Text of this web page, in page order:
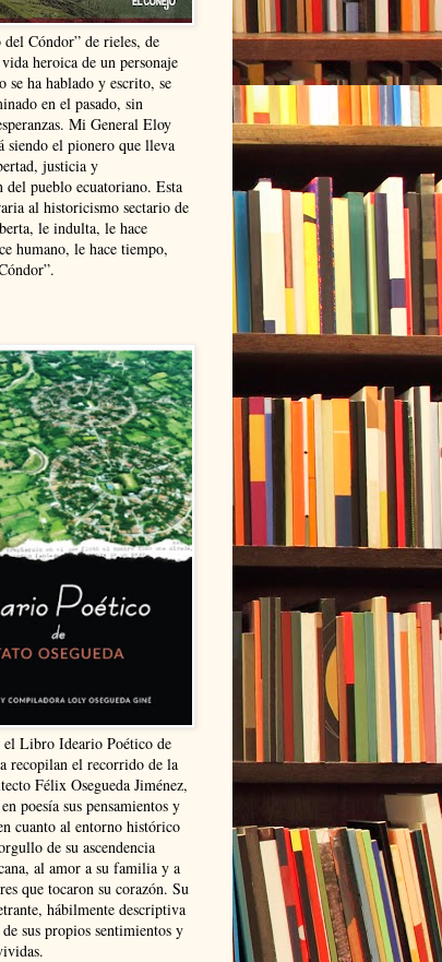
Cóndor” de rieles, de
heroica de un personaje
se ha hablado y escrito, se
en el pasado, sin
Mi General Eloy
siendo el pionero que lleva
justicia y
pueblo ecuatoriano. Esta
al historicismo sectario de
le indulta, le hace
humano, le hace tiempo,
el Libro Ideario Poético de
recopilan el recorrido de la
Félix Osegueda Jiménez,
poesía sus pensamientos y
cuanto al entorno histórico
de su ascendencia
al amor a su familia y a
que tocaron su corazón. Su
hábilmente descriptiva
sus propios sentimientos y